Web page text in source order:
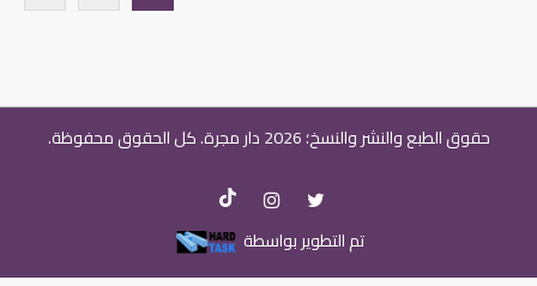
حقوق الطبع والنشر والنسخ؛ 2026 دار مجرة. كل الحقوق محفوظة.
تم التطوير بواسطة